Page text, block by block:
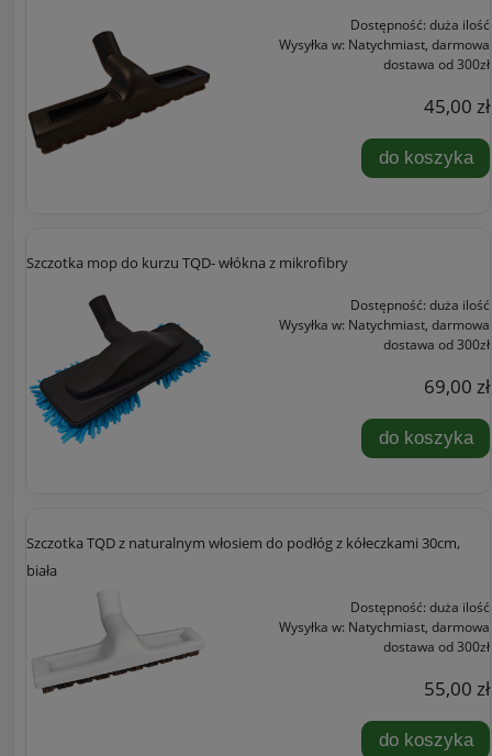
Dostępność: duża ilość
Wysyłka w: Natychmiast, darmowa
dostawa od 300zł
45,00 zł
do koszyka
Szczotka mop do kurzu TQD- włókna z mikrofibry
Dostępność: duża ilość
Wysyłka w: Natychmiast, darmowa
dostawa od 300zł
69,00 zł
do koszyka
Szczotka TQD z naturalnym włosiem do podłóg z kółeczkami 30cm,
biała
Dostępność: duża ilość
Wysyłka w: Natychmiast, darmowa
dostawa od 300zł
55,00 zł
do koszyka